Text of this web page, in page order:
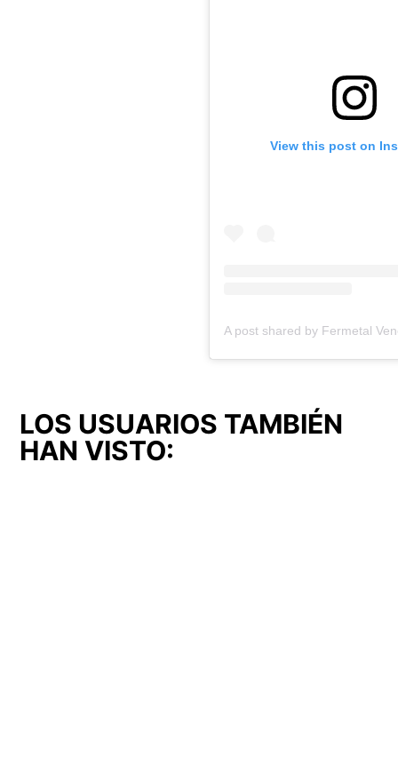
View this post on
A post shared by Fermetal
LOS USUARIOS TAMBIÉN
HAN VISTO: